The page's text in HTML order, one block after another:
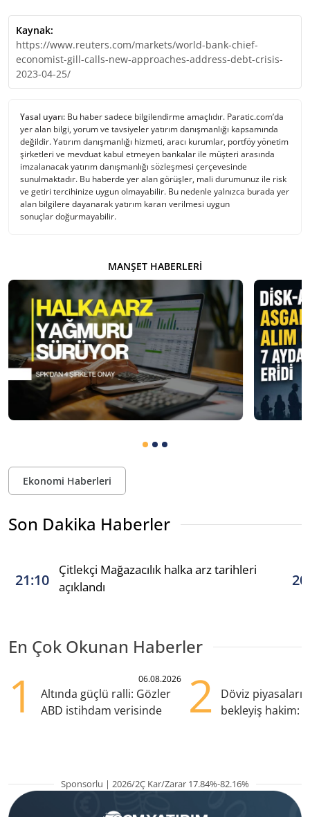
Kaynak:
https://www.reuters.com/markets/world-bank-chief-
economist-gill-calls-new-approaches-address-debt-crisis-
2023-04-25/
Yasal uyarı: Bu haber sadece bilgilendirme amaçlıdır. Paratic.com’da
yer alan bilgi, yorum ve tavsiyeler yatırım danışmanlığı kapsamında
değildir. Yatırım danışmanlığı hizmeti, aracı kurumlar, portföy yönetim
şirketleri ve mevduat kabul etmeyen bankalar ile müşteri arasında
imzalanacak yatırım danışmanlığı sözleşmesi çerçevesinde
sunulmaktadır. Bu haberde yer alan görüşler, mali durumunuz ile risk
ve getiri tercihinize uygun olmayabilir. Bu nedenle yalnızca burada yer
alan bilgilere dayanarak yatırım kararı verilmesi uygun
sonuçlar doğurmayabilir.
MANŞET HABERLERI
Ekonomi Haberleri
Son Dakika Haberler
21:10
Çitlekçi Mağazacılık halka arz tarihleri
açıklandı
En Çok Okunan Haberler
1 06.08.2026
Altında güçlü ralli: Gözler
ABD istihdam verisinde
2
Döviz
bekleyiş hakim:
Sponsorlu | 2026/2Ç Kar/Zarar 17.84%-82.16%